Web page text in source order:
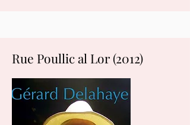
Rue Poullic al Lor (2012)